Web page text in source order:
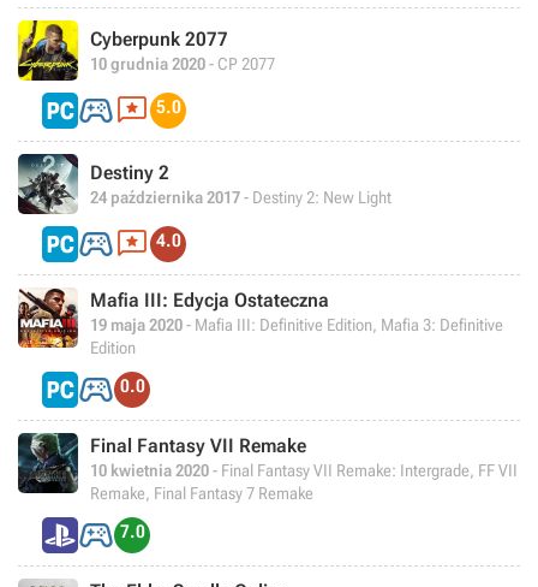
Cyberpunk 2077
10 grudnia 2020- CP 2077
 5.0
Destiny 2
24 października 2017- Destiny 2: New Light
 4.0
Mafia III: Edycja Ostateczna
19 maja 2020- Mafia III: Definitive Edition, Mafia 3: Definitive
Edition
 0.0
Final Fantasy VII Remake
10 kwietnia 2020- Final Fantasy VII Remake: Intergrade, FF VII
Remake, Final Fantasy 7 Remake
 7.0